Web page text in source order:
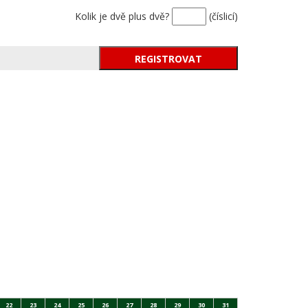
Kolik je dvě plus dvě? (číslicí)
22 23 24 25 26 27 28 29 30 31